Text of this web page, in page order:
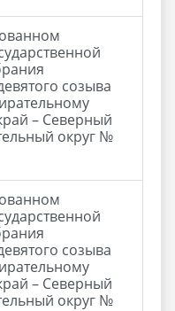
созыва
– Северный
округ №
созыва
– Северный
округ №